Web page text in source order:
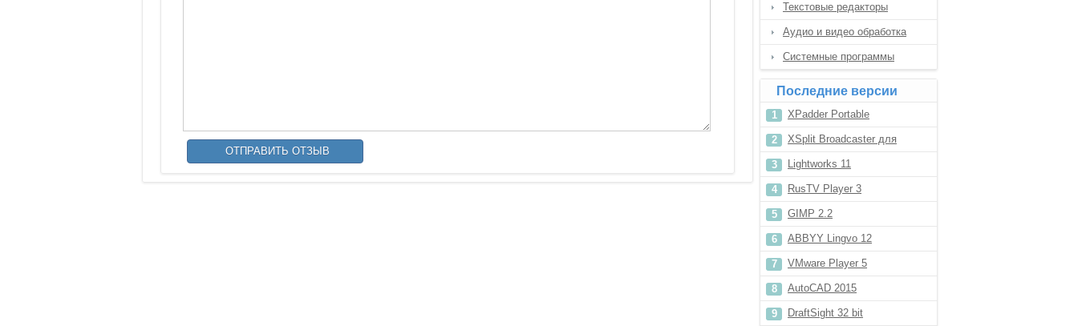
Текстовые редакторы
Аудио и видео обработка
Системные программы
Последние версии
XPadder Portable
XSplit Broadcaster для
Windows 8
Lightworks 11
RusTV Player 3
GIMP 2.2
ABBYY Lingvo 12
VMware Player 5
AutoCAD 2015
DraftSight 32 bit